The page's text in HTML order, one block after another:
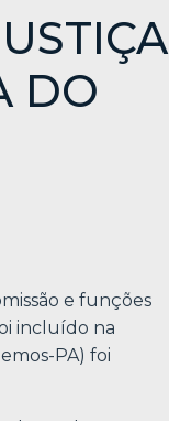
DO
e funções
incluído na
PA) foi